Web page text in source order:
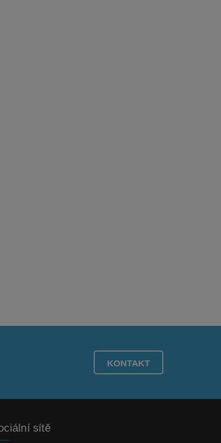
KONTAKT
sítě